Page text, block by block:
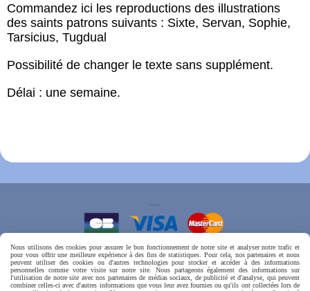
Commandez ici les reproductions des illustrations
des saints patrons suivants : Sixte, Servan, Sophie,
Tarsicius, Tugdual
Possibilité de changer le texte sans supplément.
Délai : une semaine.
Nous utilisons des cookies pour assurer le bon fonctionnement de notre site et analyser notre trafic et
pour vous offrir une meilleure expérience à des fins de statistiques. Pour cela, nos partenaires et nous
peuvent utiliser des cookies ou d'autres technologies pour stocker et accéder à des informations
personnelles comme votre visite sur notre site. Nous partageons également des informations sur
l'utilisation de notre site avec nos partenaires de médias sociaux, de publicité et d'analyse, qui peuvent
combiner celles-ci avec d'autres informations que vous leur avez fournies ou qu'ils ont collectées lors de